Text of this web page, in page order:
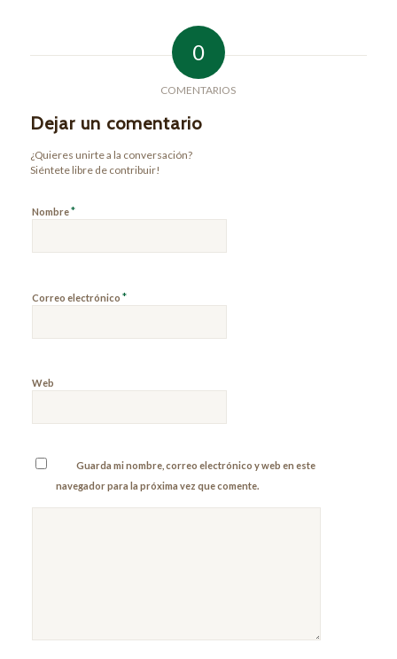
0
COMENTARIOS
Dejar un comentario
¿Quieres unirte a la conversación?
Siéntete libre de contribuir!
Nombre*
Correo electrónico *
Web
Guarda mi nombre, correo electrónico y web en este
navegador para la próxima vez que comente.